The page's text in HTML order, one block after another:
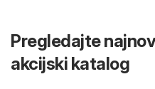
Pregledajte
akcijski katalog